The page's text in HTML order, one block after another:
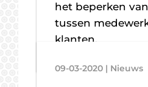
het beperken
tussen
klanten.
09-03-2020 | Nieuws